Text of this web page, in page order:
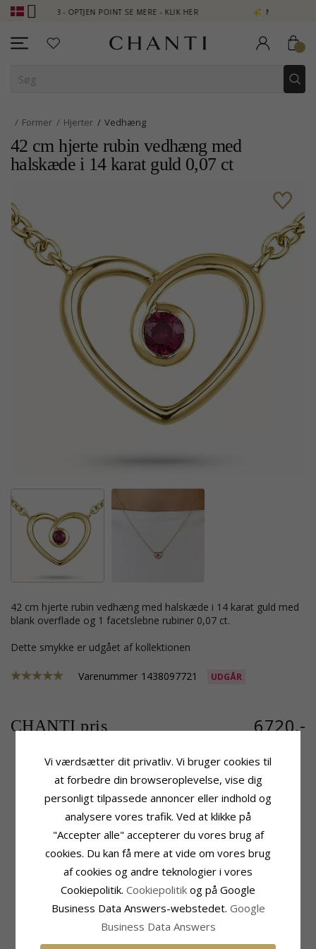
- OPTJEN POINT SE MERE - KLIK HER NEW COLLECTION |
Former Hjerter Vedhæng
42 cm hjerte rubin vedhæng med
halskæde i 14 karat guld 0,07 ct
42 cm hjerte rubin vedhæng med halskæde i 14 karat guld med
blank overflade og 1 facetslebne rubiner 0,07 ct.
Dette smykke er udgået af kollektionen
Varenummer 1438097721 UDGÅR
CHANTI pris 6720,-
Tillægsord: 42 cm
Hjerte
Rubin
Ædelmetal:Guld
Overflade: Blank
Antal:1
Slibning:Facetsleben
Sten:Rubin
Carat: 0,07
Fatning
Højde Inkl. Øsken:
9,2 mm
Bredde: 11,7 mm
Leveringstid: 2-3 Hverdage
Vi værdsætter dit privatliv. Vi bruger cookies til
at forbedre din browseroplevelse, vise dig
personligt tilpassede annoncer eller indhold og
analysere vores trafik. Ved at klikke på
"Accepter alle" accepterer du vores brug af
cookies. Du kan få mere at vide om vores brug
af cookies og andre teknologier i vores
Cookiepolitik. Cookiepolitik og på Google
Business Data Answers-webstedet. Google
Business Data Answers